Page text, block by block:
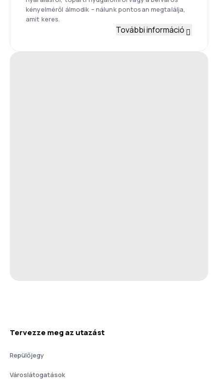
kényelméről álmodik – nálunk pontosan megtalálja,
amit keres.
További információ
Tervezze meg az utazást
Repülőjegy
Városlátogatások